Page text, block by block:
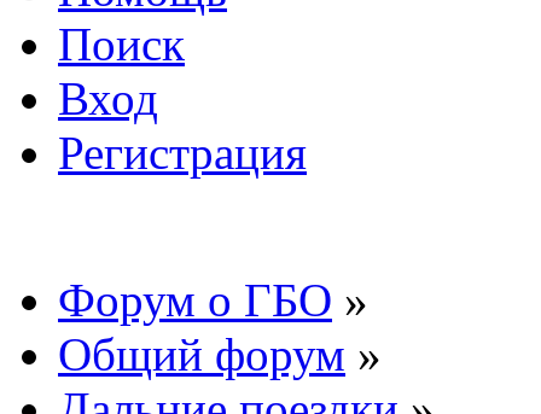
Поиск
Вход
Регистрация
Форум о ГБО »
Общий форум »